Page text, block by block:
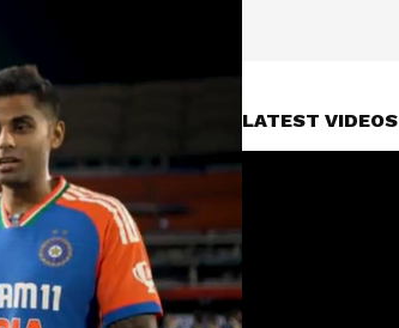
LATEST VIDEOS